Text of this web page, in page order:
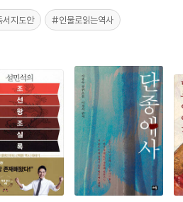
지도안 #인물로읽는역사